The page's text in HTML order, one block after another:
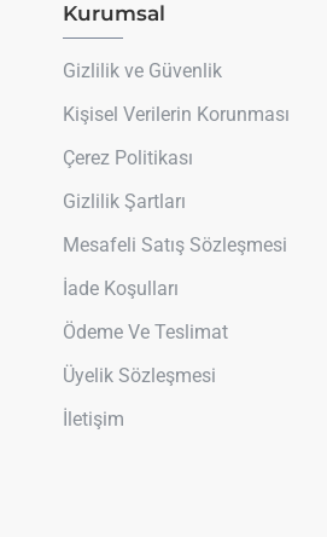
Kurumsal
Gizlilik ve Güvenlik
Kişisel Verilerin Korunması
Çerez Politikası
Gizlilik Şartları
Mesafeli Satış Sözleşmesi
İade Koşulları
Ödeme Ve Teslimat
Üyelik Sözleşmesi
İletişim